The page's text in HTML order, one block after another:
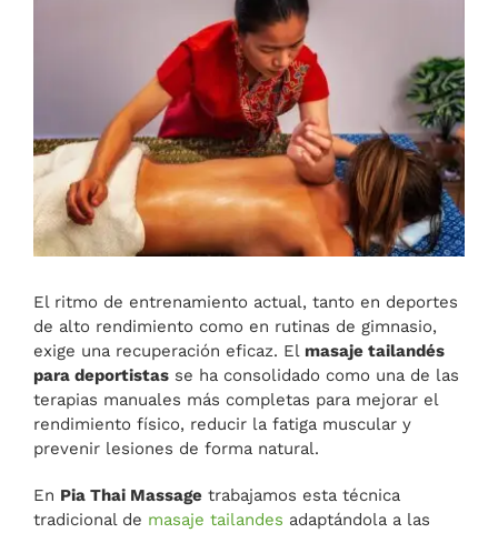
El ritmo de entrenamiento actual, tanto en deportes
de alto rendimiento como en rutinas de gimnasio,
exige una recuperación eficaz. El masaje tailandés
para deportistas se ha consolidado como una de las
terapias manuales más completas para mejorar el
rendimiento físico, reducir la fatiga muscular y
prevenir lesiones de forma natural.
En Pia Thai Massage trabajamos esta técnica
tradicional de masaje tailandes adaptándola a las